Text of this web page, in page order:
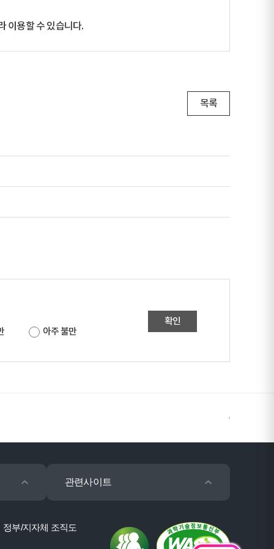
이용할 수 있습니다.
목록
아주 불만
확인
관련사이트
정부/지자체 조직도